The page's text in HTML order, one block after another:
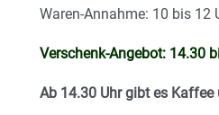
Waren-Annahme: 10 bis 12
Verschenk-Angebot: 14.30
Ab 14.30 Uhr gibt es